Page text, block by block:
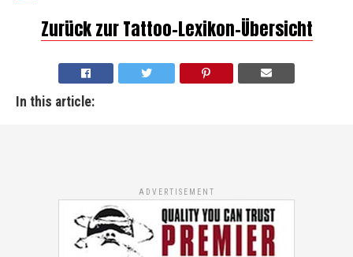
Zurück zur Tattoo-Lexikon-Übersicht
In this article:
ADVERTISEMENT